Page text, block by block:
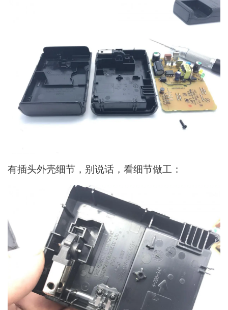
有插头外壳细节，别说话，看细节做工：